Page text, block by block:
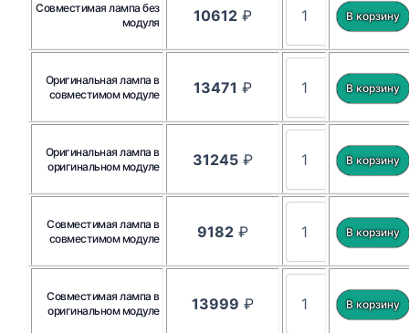
Совместимая лампа без
модуля
10612₽
Оригинальная лампа в
совместимом модуле
13471 ₽
Оригинальная лампа в
оригинальном модуле
31245₽
Совместимая лампа в
совместимом модуле
9182₽
Совместимая лампа в
оригинальном модуле
13999 ₽